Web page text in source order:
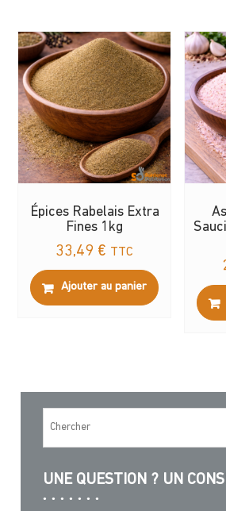
Épices Rabelais Extra
Fines 1kg
33,49 € TTC
Ajouter au panier
UNE QUESTION ? UN